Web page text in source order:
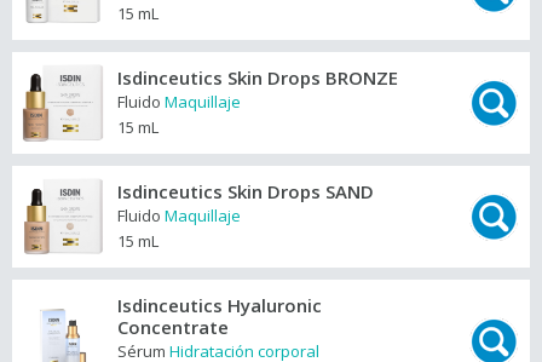
15 mL
Isdinceutics Skin Drops BRONZE
Fluido Maquillaje
15 mL
Isdinceutics Skin Drops SAND
Fluido Maquillaje
15 mL
Isdinceutics Hyaluronic
Concentrate
Sérum Hidratación corporal